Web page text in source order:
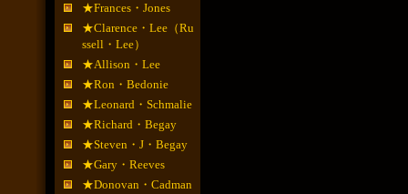
★Frances・Jones
★Clarence・Lee（Ru
ssell・Lee）
★Allison・Lee
★Ron・Bedonie
★Leonard・Schmalie
★Richard・Begay
★Steven・J・Begay
★Gary・Reeves
★Donovan・Cadman